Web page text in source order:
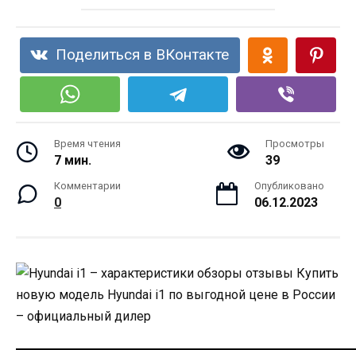
Поделиться в ВКонтакте
Время чтения
7 мин.
Просмотры
39
Комментарии
0
Опубликовано
06.12.2023